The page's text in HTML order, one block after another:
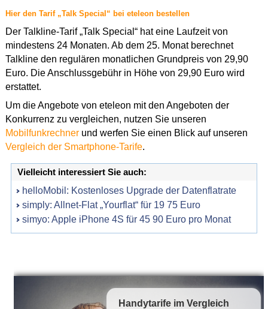
Hier den Tarif „Talk Special“ bei eteleon bestellen
Der Talkline-Tarif „Talk Special“ hat eine Laufzeit von
mindestens 24 Monaten. Ab dem 25. Monat berechnet
Talkline den regulären monatlichen Grundpreis von 29,90
Euro. Die Anschlussgebühr in Höhe von 29,90 Euro wird
erstattet.
Um die Angebote von eteleon mit den Angeboten der
Konkurrenz zu vergleichen, nutzen Sie unseren
Mobilfunkrechner und werfen Sie einen Blick auf unseren
Vergleich der Smartphone-Tarife.
Vielleicht interessiert Sie auch:
helloMobil: Kostenloses Upgrade der Datenflatrate
simply: Allnet-Flat „Yourflat“ für 19 75 Euro
simyo: Apple iPhone 4S für 45 90 Euro pro Monat
Handytarife im Vergleich